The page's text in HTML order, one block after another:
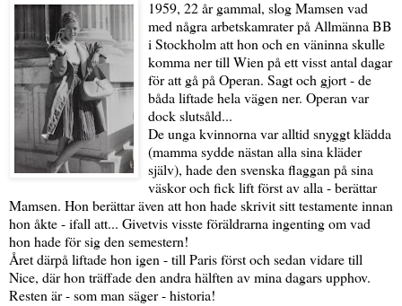
1959, 22 år gammal, slog Mamsen vad
med några arbetskamrater på Allmänna BB
i Stockholm att hon och en väninna skulle
komma ner till Wien på ett visst antal dagar
för att gå på Operan. Sagt och gjort - de
båda liftade hela vägen ner. Operan var
dock slutsåld...
De unga kvinnorna var alltid snyggt klädda
(mamma sydde nästan alla sina kläder
själv), hade den svenska flaggan på sina
väskor och fick lift först av alla - berättar
Mamsen. Hon berättar även att hon hade skrivit sitt testamente innan
hon åkte - ifall att... Givetvis visste föräldrarna ingenting om vad
hon hade för sig den semestern!
Året därpå liftade hon igen - till Paris först och sedan vidare till
Nice, där hon träffade den andra hälften av mina dagars upphov.
Resten är - som man säger - historia!